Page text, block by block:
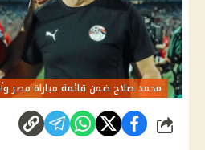
محمد صلاح ضمن قائمة مباراة مصر
شارك